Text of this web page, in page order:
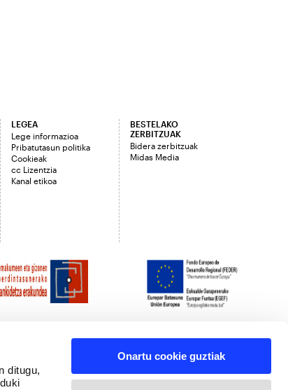
ditugu,
Onartu cookie guztiak
LEGEA
Lege informazioa
Pribatutasun politika
Cookieak
cc Lizentzia
Kanal etikoa
BESTELAKO
ZERBITZUAK
Bidera zerbitzuak
Midas Media